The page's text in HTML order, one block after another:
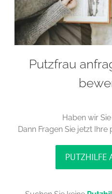
Putzfrau
Haben wir
Dann Fragen Sie jetzt Ihre
PUTZHILFE